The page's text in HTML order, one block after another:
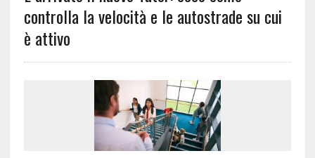
controlla la velocità e le autostrade su cui
è attivo